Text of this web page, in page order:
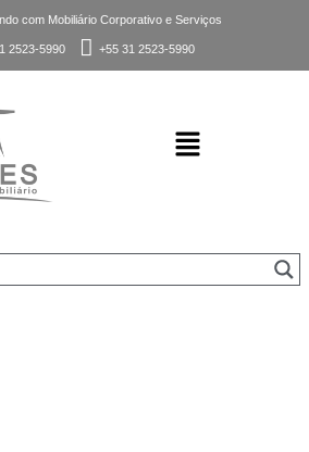
com Mobiliário Corporativo e Serviços
2523-5990 +55 31 2523-5990